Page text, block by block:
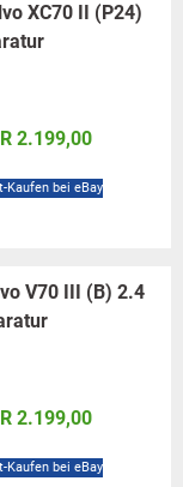
XC70 II (P24)
2.199,00
Kaufen bei eBay
V70 III (B) 2.4
2.199,00
Kaufen bei eBay